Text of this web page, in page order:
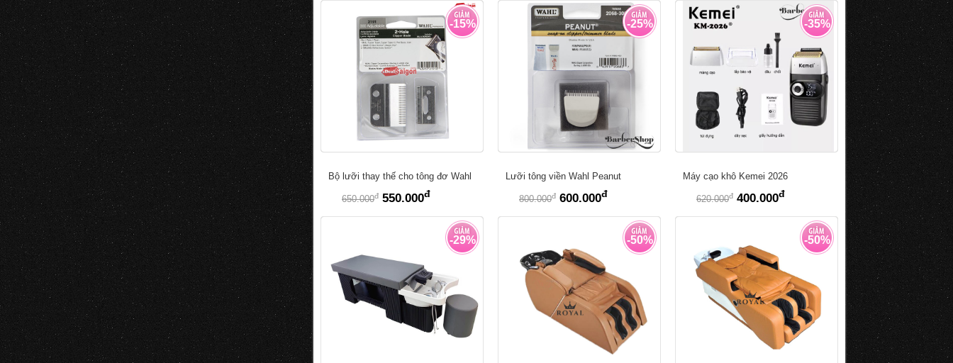
-15%
Bộ lưỡi thay thế cho tông đơ Wahl
650.000đ 550.000đ
-25%
Lưỡi tông viền Wahl Peanut
800.000đ 600.000đ
-35%
Máy cạo khô Kemei 2026
620.000đ 400.000đ
-29% -50% -50%